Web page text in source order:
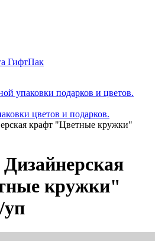
ГифтПак
упаковки подарков и цветов.
цветов и подарков.
крафт "Цветные кружки"
кружки"